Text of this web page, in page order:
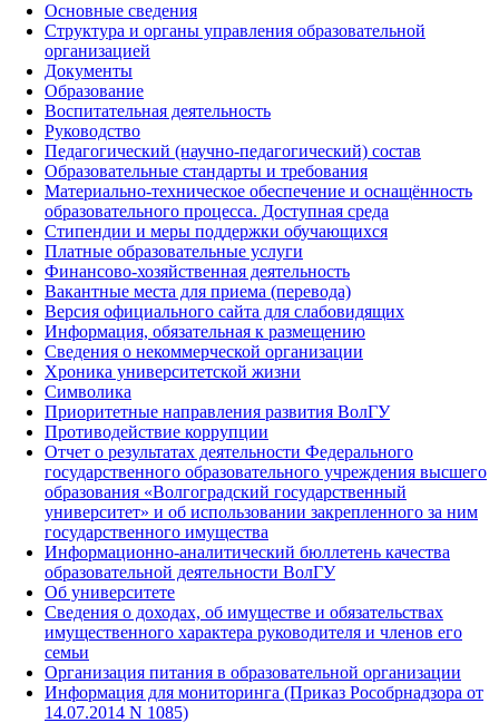
Основные сведения
Структура и органы управления образовательной
организацией
Документы
Образование
Воспитательная деятельность
Руководство
Педагогический (научно-педагогический) состав
Образовательные стандарты и требования
Материально-техническое обеспечение и оснащённость
образовательного процесса. Доступная среда
Стипендии и меры поддержки обучающихся
Платные образовательные услуги
Финансово-хозяйственная деятельность
Вакантные места для приема (перевода)
Версия официального сайта для слабовидящих
Информация, обязательная к размещению
Сведения о некоммерческой организации
Хроника университетской жизни
Символика
Приоритетные направления развития ВолГУ
Противодействие коррупции
Отчет о результатах деятельности Федерального
государственного образовательного учреждения высшего
образования «Волгоградский государственный
университет» и об использовании закрепленного за ним
государственного имущества
Информационно-аналитический бюллетень качества
образовательной деятельности ВолГУ
Об университете
Сведения о доходах, об имуществе и обязательствах
имущественного характера руководителя и членов его
семьи
Организация питания в образовательной организации
Информация для мониторинга (Приказ Рособрнадзора от
14.07.2014 N 1085)